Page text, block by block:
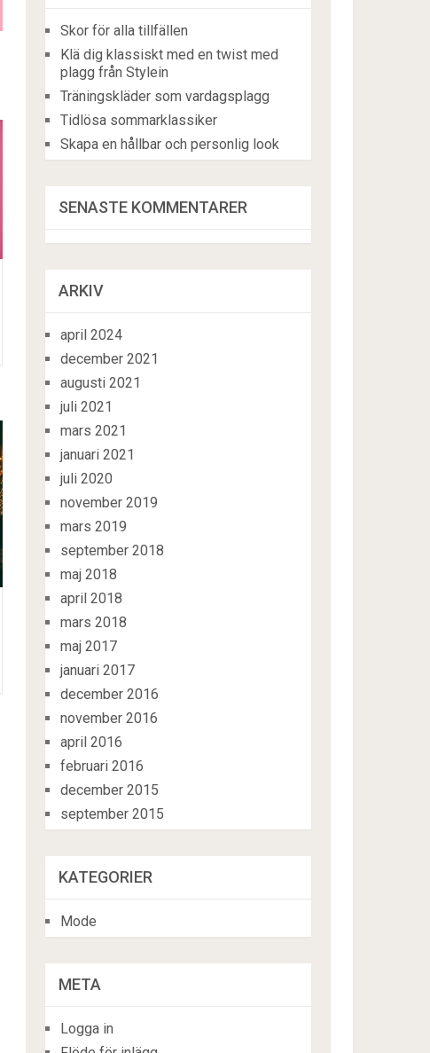
Skor för alla tillfällen
Klä dig klassiskt med en twist med
plagg från Stylein
Träningskläder som vardagsplagg
Tidlösa sommarklassiker
Skapa en hållbar och personlig look
SENASTE KOMMENTARER
ARKIV
april 2024
december 2021
augusti 2021
juli 2021
mars 2021
januari 2021
juli 2020
november 2019
mars 2019
september 2018
maj 2018
april 2018
mars 2018
maj 2017
januari 2017
december 2016
november 2016
april 2016
februari 2016
december 2015
september 2015
KATEGORIER
Mode
META
Logga in